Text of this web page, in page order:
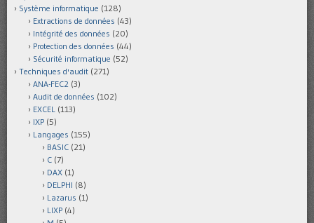
Système informatique (128)
Extractions de données (43)
Intégrité des données (20)
Protection des données (44)
Sécurité informatique (52)
Techniques d'audit (271)
ANA-FEC2 (3)
Audit de données (102)
EXCEL (113)
IXP (5)
Langages (155)
BASIC (21)
C (7)
DAX (1)
DELPHI (8)
Lazarus (1)
LIXP (4)